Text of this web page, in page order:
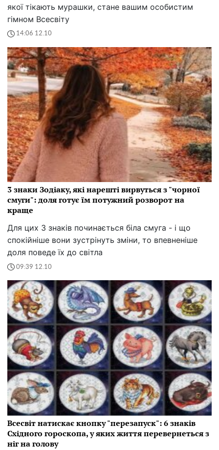
якої тікають мурашки, стане вашим особистим
гімном Всесвіту
14:06 12.10
3 знаки Зодіаку, які нарешті вирвуться з "чорної
смуги": доля готує їм потужний розворот на
краще
Для цих 3 знаків починається біла смуга - і що
спокійніше вони зустрінуть зміни, то впевненіше
доля поведе їх до світла
09:39 12.10
Всесвіт натискає кнопку "перезапуск": 6 знаків
Східного гороскопа, у яких життя перевернеться з
ніг на голову